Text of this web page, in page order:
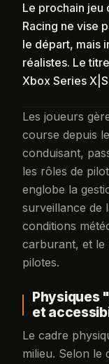
Le prochain jeu
Racing ne vise
le départ, mais
réalistes. Le
Xbox Series
Les joueurs
course depuis
conduisant,
les rôles de
englobe la
surveillance de
conditions
carburant, et le
pilotes.
Physiques
et
Le cadre
milieu. Selon le